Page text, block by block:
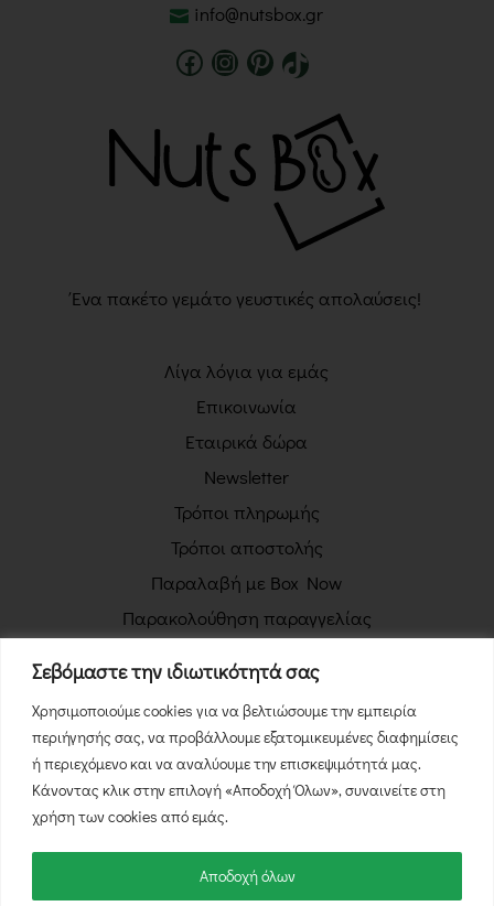
Σεβόμαστε την ιδιωτικότητά σας
Χρησιμοποιούμε cookies για να βελτιώσουμε την εμπειρία
περιήγησής σας, να προβάλλουμε εξατομικευμένες διαφημίσεις
ή περιεχόμενο και να αναλύουμε την επισκεψιμότητά μας.
Κάνοντας κλικ στην επιλογή «Αποδοχή Όλων», συναινείτε στη
χρήση των cookies από εμάς.
Αποδοχή όλων
info@nutsbox.gr
Ένα πακέτο γεμάτο γευστικές απολαύσεις!
Λίγα λόγια για εμάς
Επικοινωνία
Εταιρικά δώρα
Newsletter
Τρόποι πληρωμής
Τρόποι αποστολής
Παραλαβή με Box Now
Παρακολούθηση παραγγελίας
Όροι χρήσης
Πολιτική επιστροφών
Φόρμα Υπαναχώρησης